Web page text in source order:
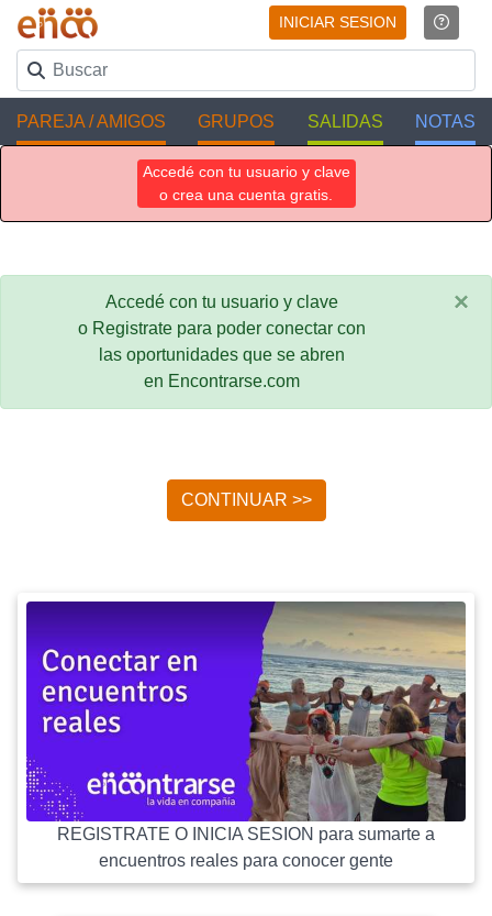
INICIAR SESION
PAREJA / AMIGOS GRUPOS SALIDAS NOTAS
Accedé con tu usuario y clave
o crea una cuenta gratis.
Accedé con tu usuario y clave
o Registrate para poder conectar con
las oportunidades que se abren
en Encontrarse.com
×
CONTINUAR >>
REGISTRATE O INICIA SESION para sumarte a
encuentros reales para conocer gente